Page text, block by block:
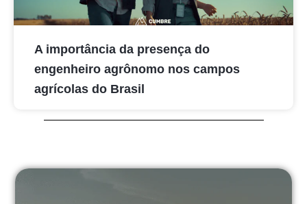
A importância da presença do
engenheiro agrônomo nos campos
agrícolas do Brasil